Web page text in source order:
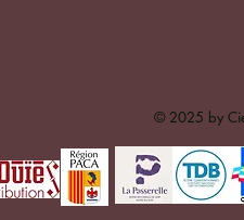
© 2025 by